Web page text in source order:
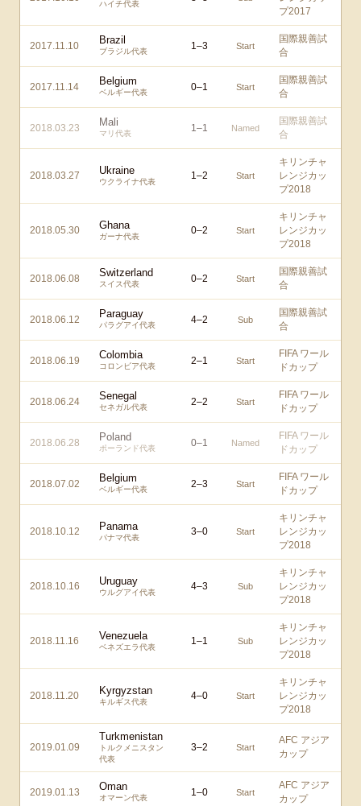
ハイチ代表
プ2017
2017.11.10 Brazil
ブラジル代表 1–3 Start
国際親善試
合
2017.11.14 Belgium
ベルギー代表 0–1 Start
国際親善試
合
2018.03.23 Mali
マリ代表 1–1 Named
国際親善試
合
2018.03.27 Ukraine
ウクライナ代表
1–2 Start
キリンチャ
レンジカッ
プ2018
2018.05.30 Ghana
ガーナ代表
0–2 Start
キリンチャ
レンジカッ
プ2018
2018.06.08 Switzerland
スイス代表 0–2 Start
国際親善試
合
2018.06.12 Paraguay
パラグアイ代表 4–2 Sub
国際親善試
合
2018.06.19 Colombia
コロンビア代表 2–1 Start
FIFA ワール
ドカップ
2018.06.24 Senegal
セネガル代表 2–2 Start
FIFA ワール
ドカップ
2018.06.28 Poland
ポーランド代表 0–1 Named
FIFA ワール
ドカップ
2018.07.02 Belgium
ベルギー代表 2–3 Start
FIFA ワール
ドカップ
2018.10.12 Panama
パナマ代表
3–0 Start
キリンチャ
レンジカッ
プ2018
2018.10.16 Uruguay
ウルグアイ代表
4–3 Sub
キリンチャ
レンジカッ
プ2018
2018.11.16 Venezuela
ベネズエラ代表
1–1 Sub
キリンチャ
レンジカッ
プ2018
2018.11.20 Kyrgyzstan
キルギス代表
4–0 Start
キリンチャ
レンジカッ
プ2018
2019.01.09
Turkmenistan
トルクメニスタン
代表
3–2 Start
AFC アジア
カップ
2019.01.13 Oman
オマーン代表 1–0 Start
AFC アジア
カップ